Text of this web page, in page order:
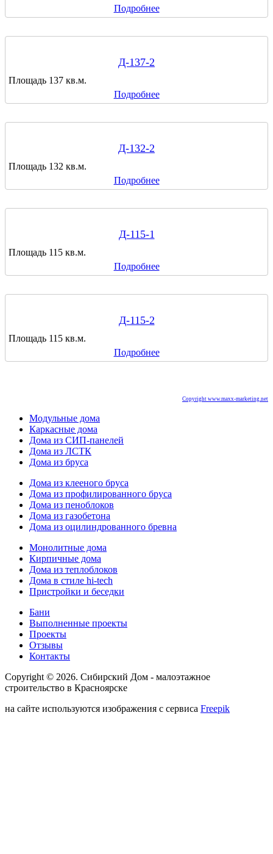
Подробнее
Д-137-2
Площадь 137 кв.м.
Подробнее
Д-132-2
Площадь 132 кв.м.
Подробнее
Д-115-1
Площадь 115 кв.м.
Подробнее
Д-115-2
Площадь 115 кв.м.
Подробнее
Copyright www.maxx-marketing.net
Модульные дома
Каркасные дома
Дома из СИП-панелей
Дома из ЛСТК
Дома из бруса
Дома из клееного бруса
Дома из профилированного бруса
Дома из пеноблоков
Дома из газобетона
Дома из оцилиндрованного бревна
Монолитные дома
Кирпичные дома
Дома из теплоблоков
Дома в стиле hi-tech
Пристройки и беседки
Бани
Выполненные проекты
Проекты
Отзывы
Контакты
Copyright © 2026. Сибирский Дом - малоэтажное
строительство в Красноярске
на сайте используются изображения с сервиса Freepik